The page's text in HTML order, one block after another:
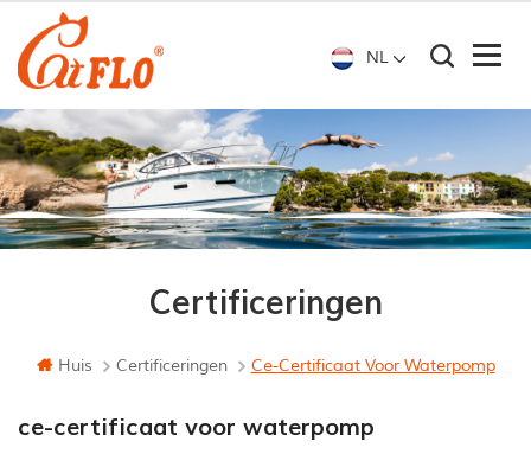
NL
Certificeringen
Huis Certificeringen Ce-Certificaat Voor Waterpomp
ce-certificaat voor waterpomp